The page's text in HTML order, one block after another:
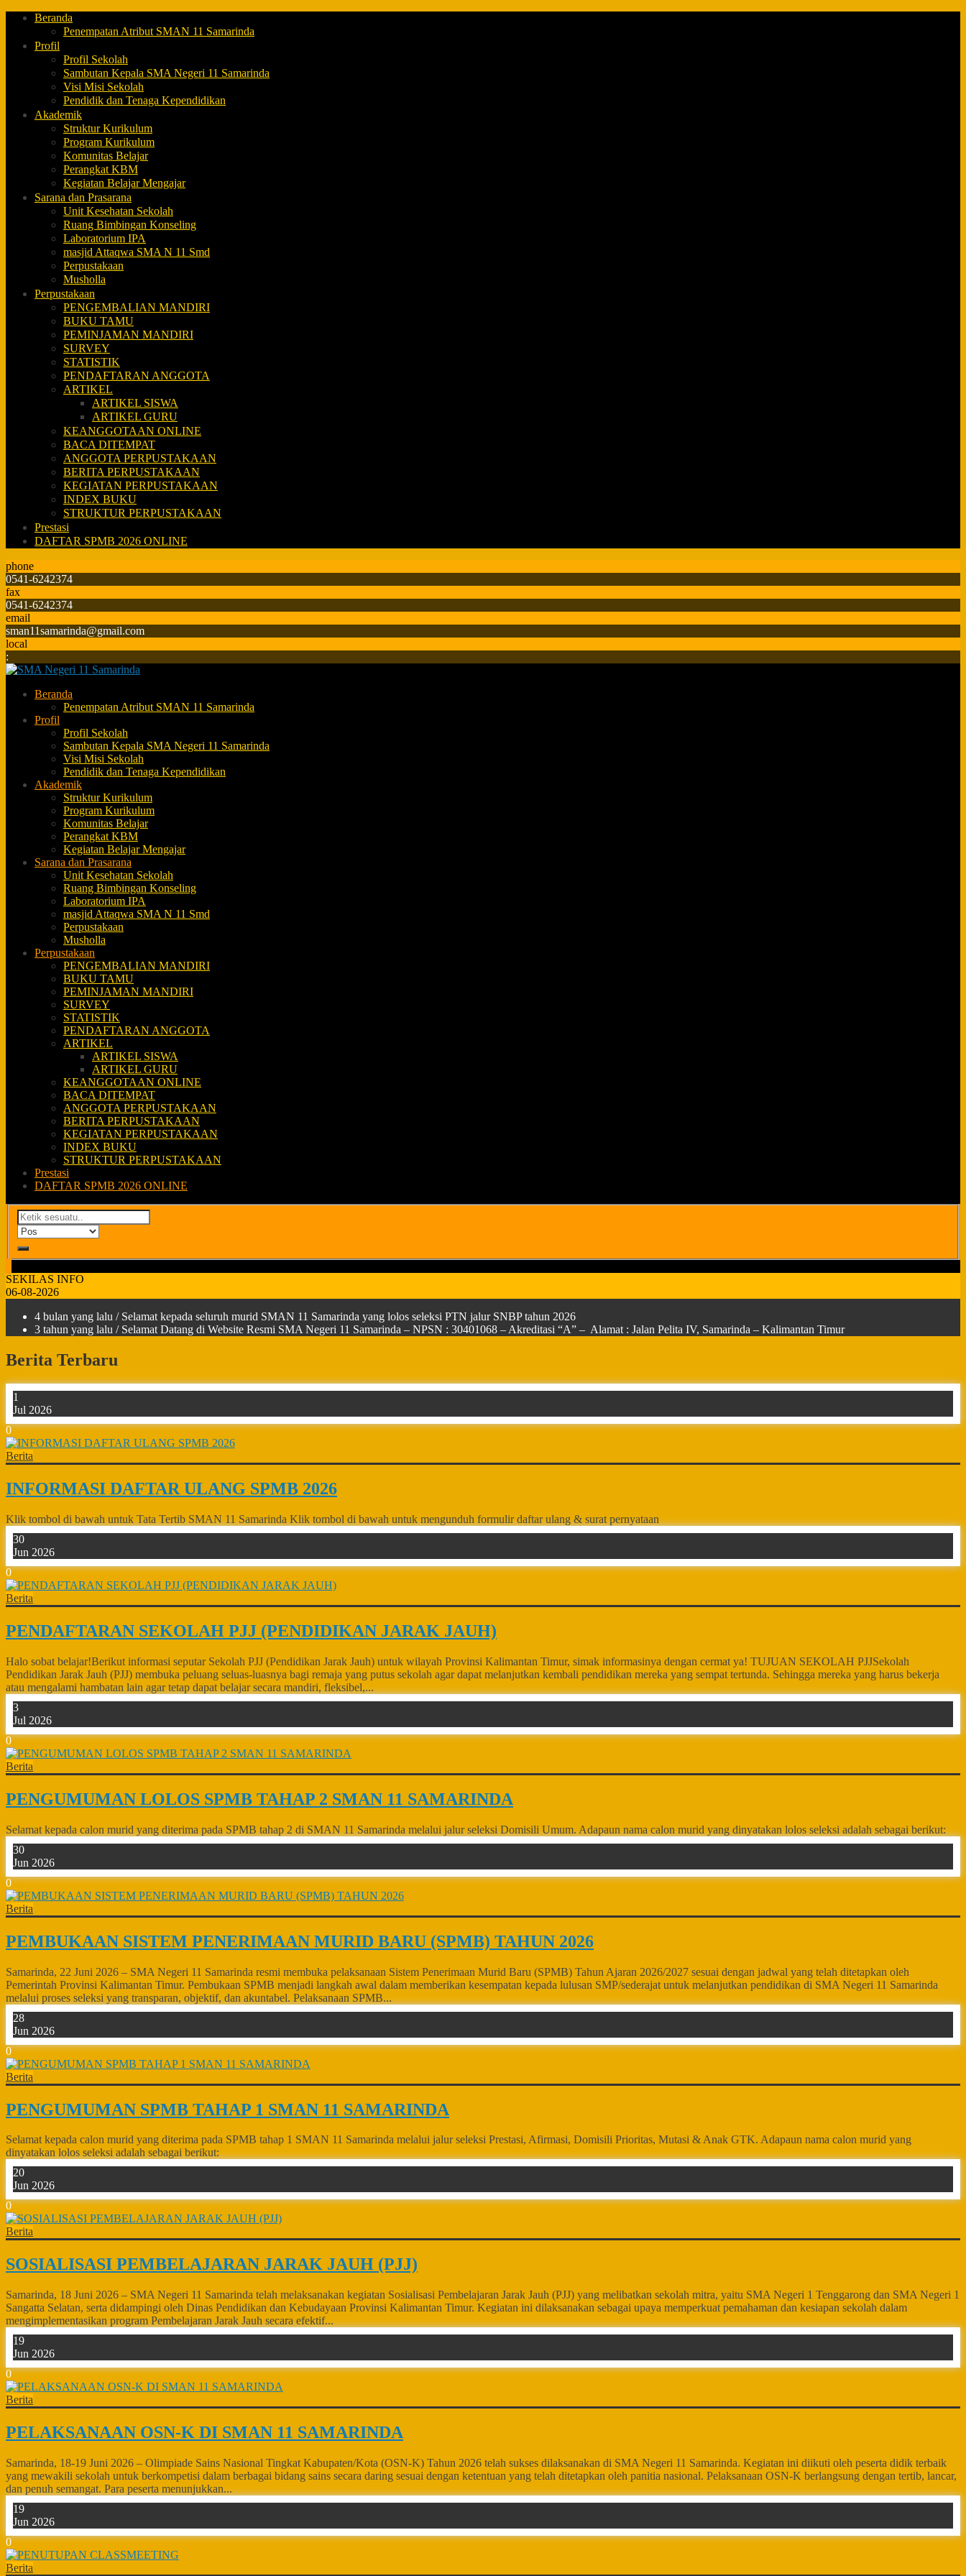
Beranda
Penempatan Atribut SMAN 11 Samarinda
Profil
Profil Sekolah
Sambutan Kepala SMA Negeri 11 Samarinda
Visi Misi Sekolah
Pendidik dan Tenaga Kependidikan
Akademik
Struktur Kurikulum
Program Kurikulum
Komunitas Belajar
Perangkat KBM
Kegiatan Belajar Mengajar
Sarana dan Prasarana
Unit Kesehatan Sekolah
Ruang Bimbingan Konseling
Laboratorium IPA
masjid Attaqwa SMA N 11 Smd
Perpustakaan
Musholla
Perpustakaan
PENGEMBALIAN MANDIRI
BUKU TAMU
PEMINJAMAN MANDIRI
SURVEY
STATISTIK
PENDAFTARAN ANGGOTA
ARTIKEL
ARTIKEL SISWA
ARTIKEL GURU
KEANGGOTAAN ONLINE
BACA DITEMPAT
ANGGOTA PERPUSTAKAAN
BERITA PERPUSTAKAAN
KEGIATAN PERPUSTAKAAN
INDEX BUKU
STRUKTUR PERPUSTAKAAN
Prestasi
DAFTAR SPMB 2026 ONLINE
phone
0541-6242374
fax
0541-6242374
email
sman11samarinda@gmail.com
local
:
Beranda
Penempatan Atribut SMAN 11 Samarinda
Profil
Profil Sekolah
Sambutan Kepala SMA Negeri 11 Samarinda
Visi Misi Sekolah
Pendidik dan Tenaga Kependidikan
Akademik
Struktur Kurikulum
Program Kurikulum
Komunitas Belajar
Perangkat KBM
Kegiatan Belajar Mengajar
Sarana dan Prasarana
Unit Kesehatan Sekolah
Ruang Bimbingan Konseling
Laboratorium IPA
masjid Attaqwa SMA N 11 Smd
Perpustakaan
Musholla
Perpustakaan
PENGEMBALIAN MANDIRI
BUKU TAMU
PEMINJAMAN MANDIRI
SURVEY
STATISTIK
PENDAFTARAN ANGGOTA
ARTIKEL
ARTIKEL SISWA
ARTIKEL GURU
KEANGGOTAAN ONLINE
BACA DITEMPAT
ANGGOTA PERPUSTAKAAN
BERITA PERPUSTAKAAN
KEGIATAN PERPUSTAKAAN
INDEX BUKU
STRUKTUR PERPUSTAKAAN
Prestasi
DAFTAR SPMB 2026 ONLINE
SEKILAS INFO
06-08-2026
4 bulan yang lalu / Selamat kepada seluruh murid SMAN 11 Samarinda yang lolos seleksi PTN jalur SNBP tahun 2026
3 tahun yang lalu / Selamat Datang di Website Resmi SMA Negeri 11 Samarinda – NPSN : 30401068 – Akreditasi “A” – Alamat : Jalan Pelita IV, Samarinda – Kalimantan Timur
Berita Terbaru
1
Jul 2026
0
Berita
INFORMASI DAFTAR ULANG SPMB 2026
Klik tombol di bawah untuk Tata Tertib SMAN 11 Samarinda Klik tombol di bawah untuk mengunduh formulir daftar ulang & surat pernyataan
30
Jun 2026
0
Berita
PENDAFTARAN SEKOLAH PJJ (PENDIDIKAN JARAK JAUH)
Halo sobat belajar!Berikut informasi seputar Sekolah PJJ (Pendidikan Jarak Jauh) untuk wilayah Provinsi Kalimantan Timur, simak informasinya dengan cermat ya! TUJUAN SEKOLAH PJJSekolah
Pendidikan Jarak Jauh (PJJ) membuka peluang seluas-luasnya bagi remaja yang putus sekolah agar dapat melanjutkan kembali pendidikan mereka yang sempat tertunda. Sehingga mereka yang harus bekerja
atau mengalami hambatan lain agar tetap dapat belajar secara mandiri, fleksibel,...
3
Jul 2026
0
Berita
PENGUMUMAN LOLOS SPMB TAHAP 2 SMAN 11 SAMARINDA
Selamat kepada calon murid yang diterima pada SPMB tahap 2 di SMAN 11 Samarinda melalui jalur seleksi Domisili Umum. Adapaun nama calon murid yang dinyatakan lolos seleksi adalah sebagai berikut:
30
Jun 2026
0
Berita
PEMBUKAAN SISTEM PENERIMAAN MURID BARU (SPMB) TAHUN 2026
Samarinda, 22 Juni 2026 – SMA Negeri 11 Samarinda resmi membuka pelaksanaan Sistem Penerimaan Murid Baru (SPMB) Tahun Ajaran 2026/2027 sesuai dengan jadwal yang telah ditetapkan oleh
Pemerintah Provinsi Kalimantan Timur. Pembukaan SPMB menjadi langkah awal dalam memberikan kesempatan kepada lulusan SMP/sederajat untuk melanjutkan pendidikan di SMA Negeri 11 Samarinda
melalui proses seleksi yang transparan, objektif, dan akuntabel. Pelaksanaan SPMB...
28
Jun 2026
0
Berita
PENGUMUMAN SPMB TAHAP 1 SMAN 11 SAMARINDA
Selamat kepada calon murid yang diterima pada SPMB tahap 1 SMAN 11 Samarinda melalui jalur seleksi Prestasi, Afirmasi, Domisili Prioritas, Mutasi & Anak GTK. Adapaun nama calon murid yang
dinyatakan lolos seleksi adalah sebagai berikut:
20
Jun 2026
0
Berita
SOSIALISASI PEMBELAJARAN JARAK JAUH (PJJ)
Samarinda, 18 Juni 2026 – SMA Negeri 11 Samarinda telah melaksanakan kegiatan Sosialisasi Pembelajaran Jarak Jauh (PJJ) yang melibatkan sekolah mitra, yaitu SMA Negeri 1 Tenggarong dan SMA Negeri 1
Sangatta Selatan, serta didampingi oleh Dinas Pendidikan dan Kebudayaan Provinsi Kalimantan Timur. Kegiatan ini dilaksanakan sebagai upaya memperkuat pemahaman dan kesiapan sekolah dalam
mengimplementasikan program Pembelajaran Jarak Jauh secara efektif...
19
Jun 2026
0
Berita
PELAKSANAAN OSN-K DI SMAN 11 SAMARINDA
Samarinda, 18-19 Juni 2026 – Olimpiade Sains Nasional Tingkat Kabupaten/Kota (OSN-K) Tahun 2026 telah sukses dilaksanakan di SMA Negeri 11 Samarinda. Kegiatan ini diikuti oleh peserta didik terbaik
yang mewakili sekolah untuk berkompetisi dalam berbagai bidang sains secara daring sesuai dengan ketentuan yang telah ditetapkan oleh panitia nasional. Pelaksanaan OSN-K berlangsung dengan tertib, lancar,
dan penuh semangat. Para peserta menunjukkan...
19
Jun 2026
0
Berita